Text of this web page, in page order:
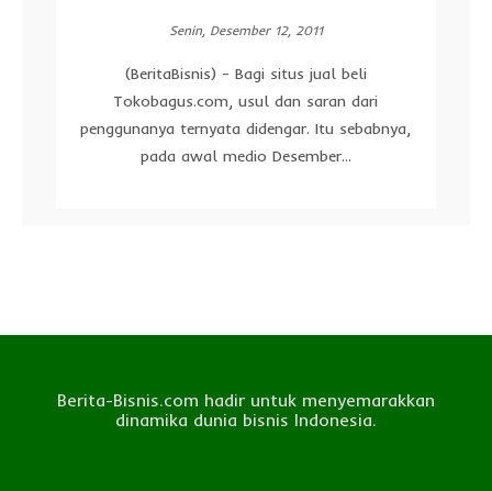
Senin, Desember 12, 2011
(BeritaBisnis) - Bagi situs jual beli
Tokobagus.com, usul dan saran dari
penggunanya ternyata didengar. Itu sebabnya,
pada awal medio Desember...
Berita-Bisnis.com hadir untuk menyemarakkan
dinamika dunia bisnis Indonesia.